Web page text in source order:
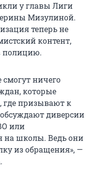
у главы Лиги
Мизулиной.
теперь не
контент,
полицию.
смогут ничего
которые
где призывают к
диверсии
или
на школы. Ведь они
из обращения», —